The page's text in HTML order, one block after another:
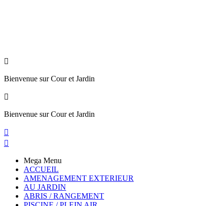

Bienvenue sur Cour et Jardin

Bienvenue sur Cour et Jardin


Mega Menu
ACCUEIL
AMENAGEMENT EXTERIEUR
AU JARDIN
ABRIS / RANGEMENT